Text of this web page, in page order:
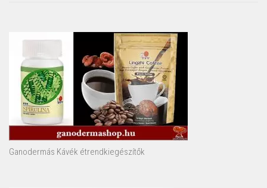
Ganodermás Kávék étrendkiegészítők